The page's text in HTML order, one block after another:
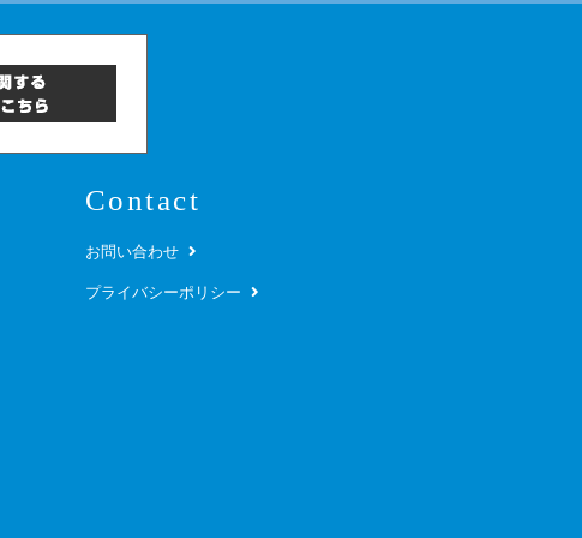
Contact
お問い合わせ
プライバシーポリシー